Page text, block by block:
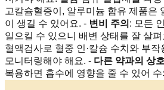
고칼슘혈증이, 알루미늄 함유 제품은
이 생길 수 있어요. - 변비 주의 : 모든
일으킬 수 있으니 배변 상태를 잘 살펴
혈액검사로 혈중 인·칼슘 수치와 부작
모니터링해야 해요. - 다른 약과의 상
복용하면 흡수에 영향을 줄 수 있어